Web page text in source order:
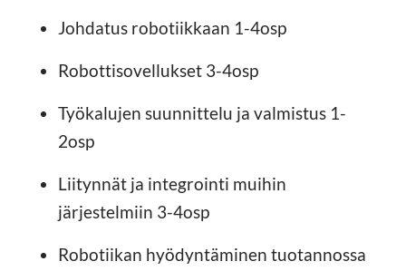
Johdatus robotiikkaan 1-4osp
Robottisovellukset 3-4osp
Työkalujen suunnittelu ja valmistus 1-
2osp
Liitynnät ja integrointi muihin
järjestelmiin 3-4osp
Robotiikan hyödyntäminen tuotannossa